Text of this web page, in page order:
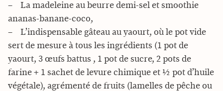
– La madeleine au beurre demi-sel et smoothie
ananas-banane-coco,
– L’indispensable gâteau au yaourt, où le pot vide
sert de mesure à tous les ingrédients (1 pot de
yaourt, 3 œufs battus , 1 pot de sucre, 2 pots de
farine + 1 sachet de levure chimique et ½ pot d’huile
végétale), agrémenté de fruits (lamelles de pêche ou